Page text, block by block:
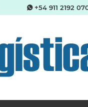
+54 911 2192